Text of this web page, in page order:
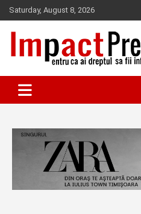
Skip
to
content
Saturday, August 8, 2026
IMPACTPRESS